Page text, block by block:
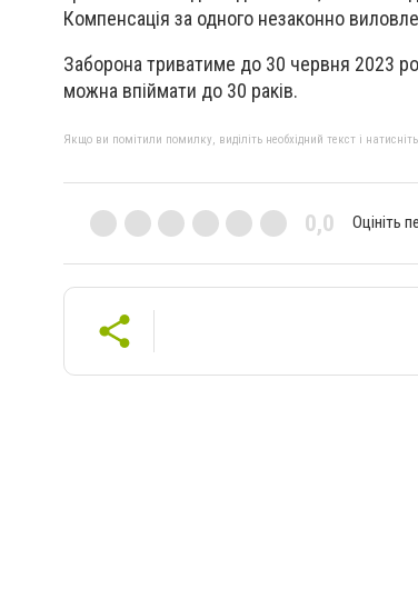
Компенсація за одного незаконно
Заборона триватиме до 30 червня 2023
можна впіймати до 30 раків.
Якщо ви помітили помилку, виділіть необхідний текст і
0,0 Оцініть